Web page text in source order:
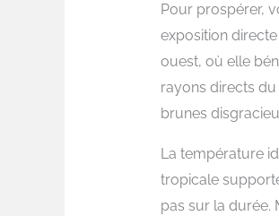
Pour prospérer,
exposition
ouest, où elle
rayons directs
brunes
La température
tropicale
pas sur la durée.